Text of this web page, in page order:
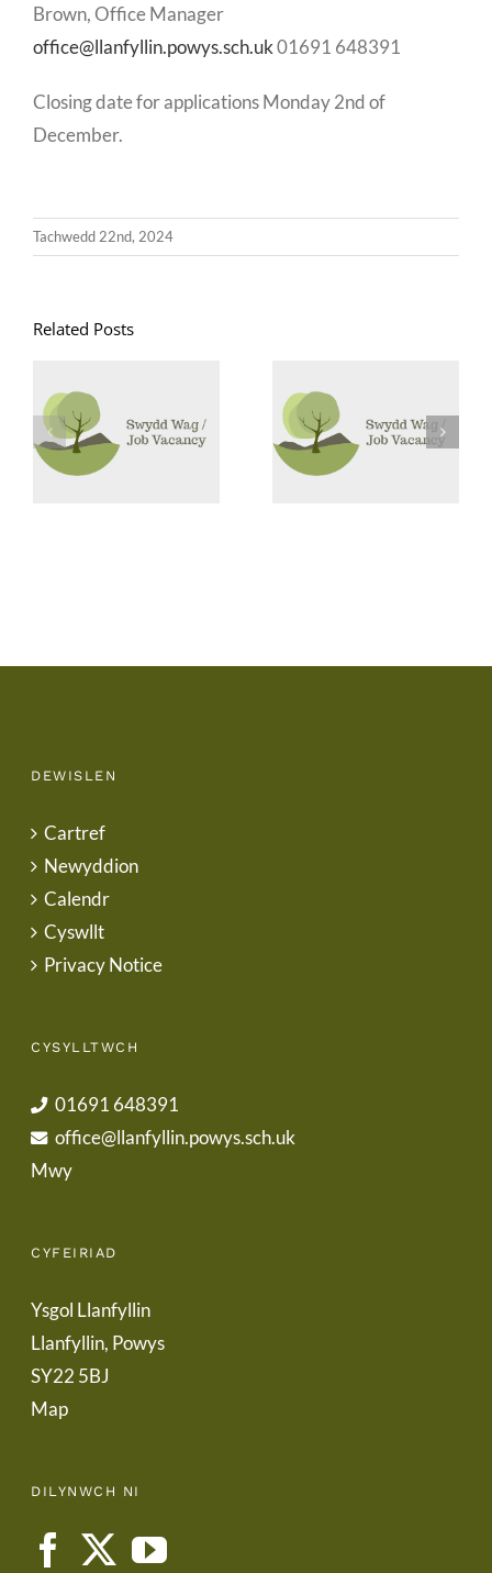
Brown, Office Manager
office@llanfyllin.powys.sch.uk01691 648391
Closing date for applications Monday 2nd of
December.
Tachwedd 22nd, 2024
Related Posts
Goruchwyliwr
Canol Dydd /
Midday
Supervisor
Swyddi
Glanhau /
Cleaning
Vacancies
DEWISLEN
Cartref
Newyddion
Calendr
Cyswllt
Privacy Notice
CYSYLLTWCH
01691 648391
office@llanfyllin.powys.sch.uk
Mwy
CYFEIRIAD
Ysgol Llanfyllin
Llanfyllin, Powys
SY22 5BJ
Map
DILYNWCH NI